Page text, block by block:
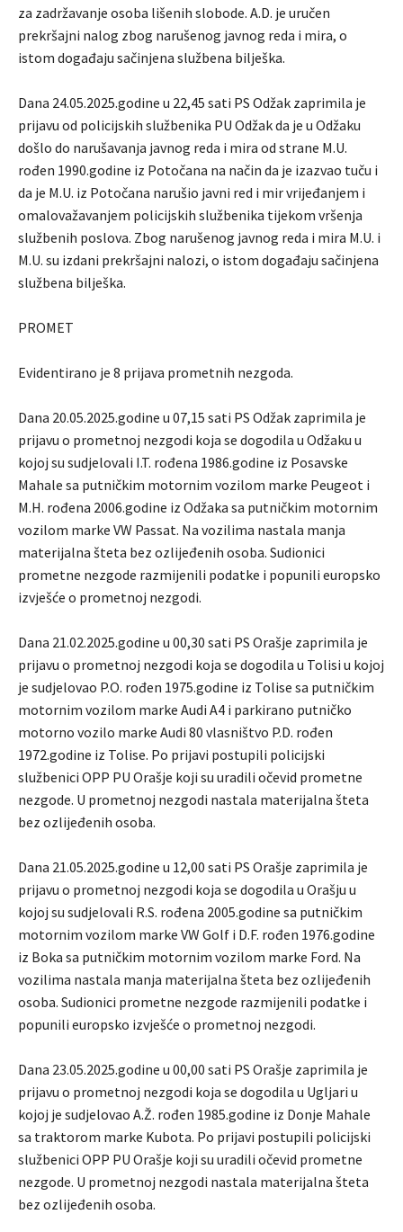
za zadržavanje osoba lišenih slobode. A.D. je uručen
prekršajni nalog zbog narušenog javnog reda i mira, o
istom događaju sačinjena službena bilješka.
Dana 24.05.2025.godine u 22,45 sati PS Odžak zaprimila je
prijavu od policijskih službenika PU Odžak da je u Odžaku
došlo do narušavanja javnog reda i mira od strane M.U.
rođen 1990.godine iz Potočana na način da je izazvao tuču i
da je M.U. iz Potočana narušio javni red i mir vrijeđanjem i
omalovažavanjem policijskih službenika tijekom vršenja
službenih poslova. Zbog narušenog javnog reda i mira M.U. i
M.U. su izdani prekršajni nalozi, o istom događaju sačinjena
službena bilješka.
PROMET
Evidentirano je 8 prijava prometnih nezgoda.
Dana 20.05.2025.godine u 07,15 sati PS Odžak zaprimila je
prijavu o prometnoj nezgodi koja se dogodila u Odžaku u
kojoj su sudjelovali I.T. rođena 1986.godine iz Posavske
Mahale sa putničkim motornim vozilom marke Peugeot i
M.H. rođena 2006.godine iz Odžaka sa putničkim motornim
vozilom marke VW Passat. Na vozilima nastala manja
materijalna šteta bez ozlijeđenih osoba. Sudionici
prometne nezgode razmijenili podatke i popunili europsko
izvješće o prometnoj nezgodi.
Dana 21.02.2025.godine u 00,30 sati PS Orašje zaprimila je
prijavu o prometnoj nezgodi koja se dogodila u Tolisi u kojoj
je sudjelovao P.O. rođen 1975.godine iz Tolise sa putničkim
motornim vozilom marke Audi A4 i parkirano putničko
motorno vozilo marke Audi 80 vlasništvo P.D. rođen
1972.godine iz Tolise. Po prijavi postupili policijski
službenici OPP PU Orašje koji su uradili očevid prometne
nezgode. U prometnoj nezgodi nastala materijalna šteta
bez ozlijeđenih osoba.
Dana 21.05.2025.godine u 12,00 sati PS Orašje zaprimila je
prijavu o prometnoj nezgodi koja se dogodila u Orašju u
kojoj su sudjelovali R.S. rođena 2005.godine sa putničkim
motornim vozilom marke VW Golf i D.F. rođen 1976.godine
iz Boka sa putničkim motornim vozilom marke Ford. Na
vozilima nastala manja materijalna šteta bez ozlijeđenih
osoba. Sudionici prometne nezgode razmijenili podatke i
popunili europsko izvješće o prometnoj nezgodi.
Dana 23.05.2025.godine u 00,00 sati PS Orašje zaprimila je
prijavu o prometnoj nezgodi koja se dogodila u Ugljari u
kojoj je sudjelovao A.Ž. rođen 1985.godine iz Donje Mahale
sa traktorom marke Kubota. Po prijavi postupili policijski
službenici OPP PU Orašje koji su uradili očevid prometne
nezgode. U prometnoj nezgodi nastala materijalna šteta
bez ozlijeđenih osoba.